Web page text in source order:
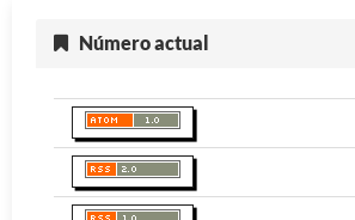
Número actual